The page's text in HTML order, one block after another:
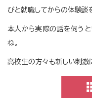
びと就職してからの体験談
本人から実際の話を伺う
ね。
高校生の方々も新しい刺激